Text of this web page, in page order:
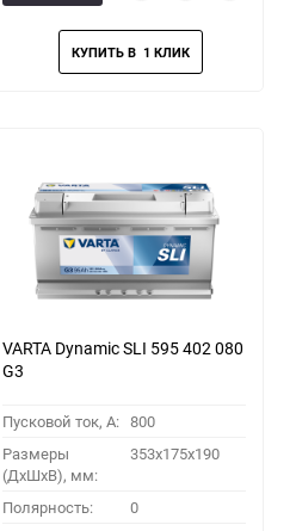
избранное
VARTA Dynamic SLI 595 402 080
G3
Пусковой ток, A: 800
Размеры
(ДхШхВ), мм:
353x175x190
Полярность: 0